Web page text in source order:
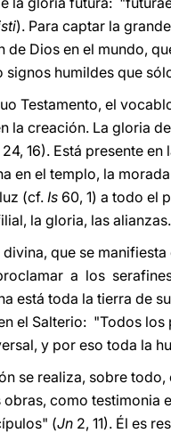
). Para captar la
de Dios en el mundo,
signos humildes que
Testamento, el
la creación. La gloria
24, 16). Está presente
en el templo, la
(cf.Is 60, 1) a todo el
la gloria, las
divina, que se
a los serafines
está toda la tierra de
el Salterio: "Todos
y por eso toda la
se realiza, sobre
obras, como testimonia
(Jn 2, 11). Él es